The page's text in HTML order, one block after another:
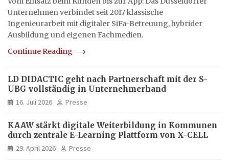
Unternehmen verbindet seit 2017 klassische
Ingenieurarbeit mit digitaler SiFa-Betreuung, hybrider
Ausbildung und eigenen Fachmedien.
Continue Reading
LD DIDACTIC geht nach Partnerschaft mit der S-
UBG vollständig in Unternehmerhand
16. Juli 2026 Presse
KAAW stärkt digitale Weiterbildung in Kommunen
durch zentrale E-Learning Plattform von X-CELL
29. April 2026 Presse